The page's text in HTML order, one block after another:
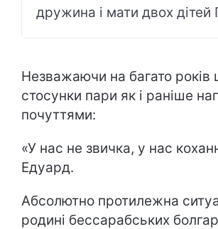
дружина і мати двох дітей
Незважаючи на багато років
стосунки пари як і раніше
почуттями:
«У нас не звичка, у нас
Едуард.
Абсолютно протилежна
родині бессарабських